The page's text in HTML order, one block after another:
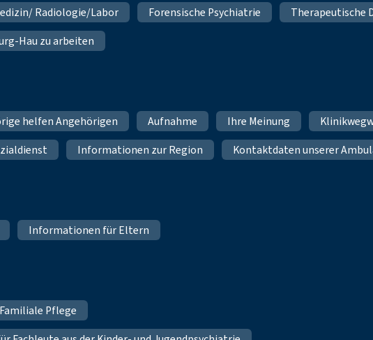
Radiologie/Labor Forensische Psychiatrie
Therapeutische
Hau zu arbeiten
helfen Angehörigen Aufnahme Ihre Meinung
Informationen zur Region Kontaktdaten unserer
Informationen für Eltern
Familiale Pflege